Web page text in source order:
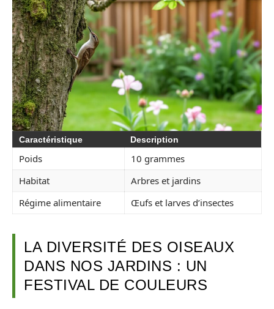
Caractéristique Description
Poids
10 grammes
Habitat
Arbres et jardins
Régime alimentaire
Œufs et larves d’insectes
LA DIVERSITÉ DES OISEAUX
DANS NOS JARDINS : UN
FESTIVAL DE COULEURS